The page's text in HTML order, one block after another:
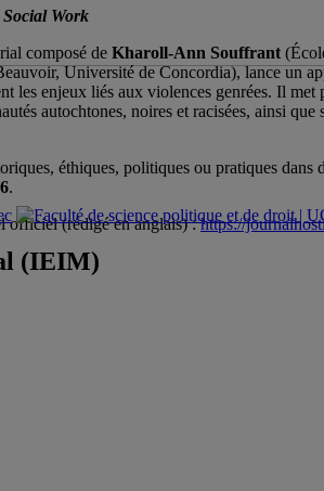
Work
composé de Kharoll-Ann Souffrant
Université de Concordia), lance un
les enjeux liés aux violences genrées. Il
autochtones, noires et racisées, ainsi
éthiques, politiques ou pratiques
.
officiel (rédigé en anglais) :https://
(IEIM)